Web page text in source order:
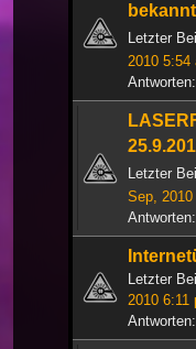
Letzter
2010 5:54
Antworten:
Letzter
Sep,
Antworten:
Letzter
2010 6:11
Antworten: